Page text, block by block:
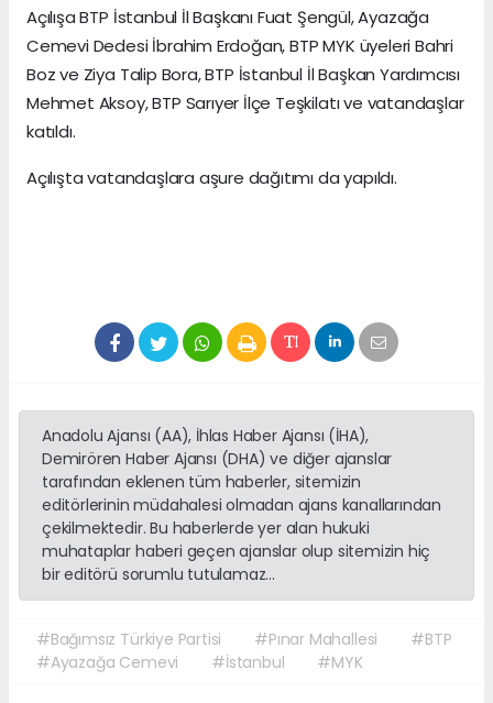
Açılışa BTP İstanbul İl Başkanı Fuat Şengül, Ayazağa
Cemevi Dedesi İbrahim Erdoğan, BTP MYK üyeleri Bahri
Boz ve Ziya Talip Bora, BTP İstanbul İl Başkan Yardımcısı
Mehmet Aksoy, BTP Sarıyer İlçe Teşkilatı ve vatandaşlar
katıldı.
Açılışta vatandaşlara aşure dağıtımı da yapıldı.
Anadolu Ajansı (AA), İhlas Haber Ajansı (İHA),
Demirören Haber Ajansı (DHA) ve diğer ajanslar
tarafından eklenen tüm haberler, sitemizin
editörlerinin müdahalesi olmadan ajans kanallarından
çekilmektedir. Bu haberlerde yer alan hukuki
muhataplar haberi geçen ajanslar olup sitemizin hiç
bir editörü sorumlu tutulamaz...
#Bağımsız Türkiye Partisi #Pınar Mahallesi
#BTP
#Ayazağa Cemevi
#İstanbul #MYK